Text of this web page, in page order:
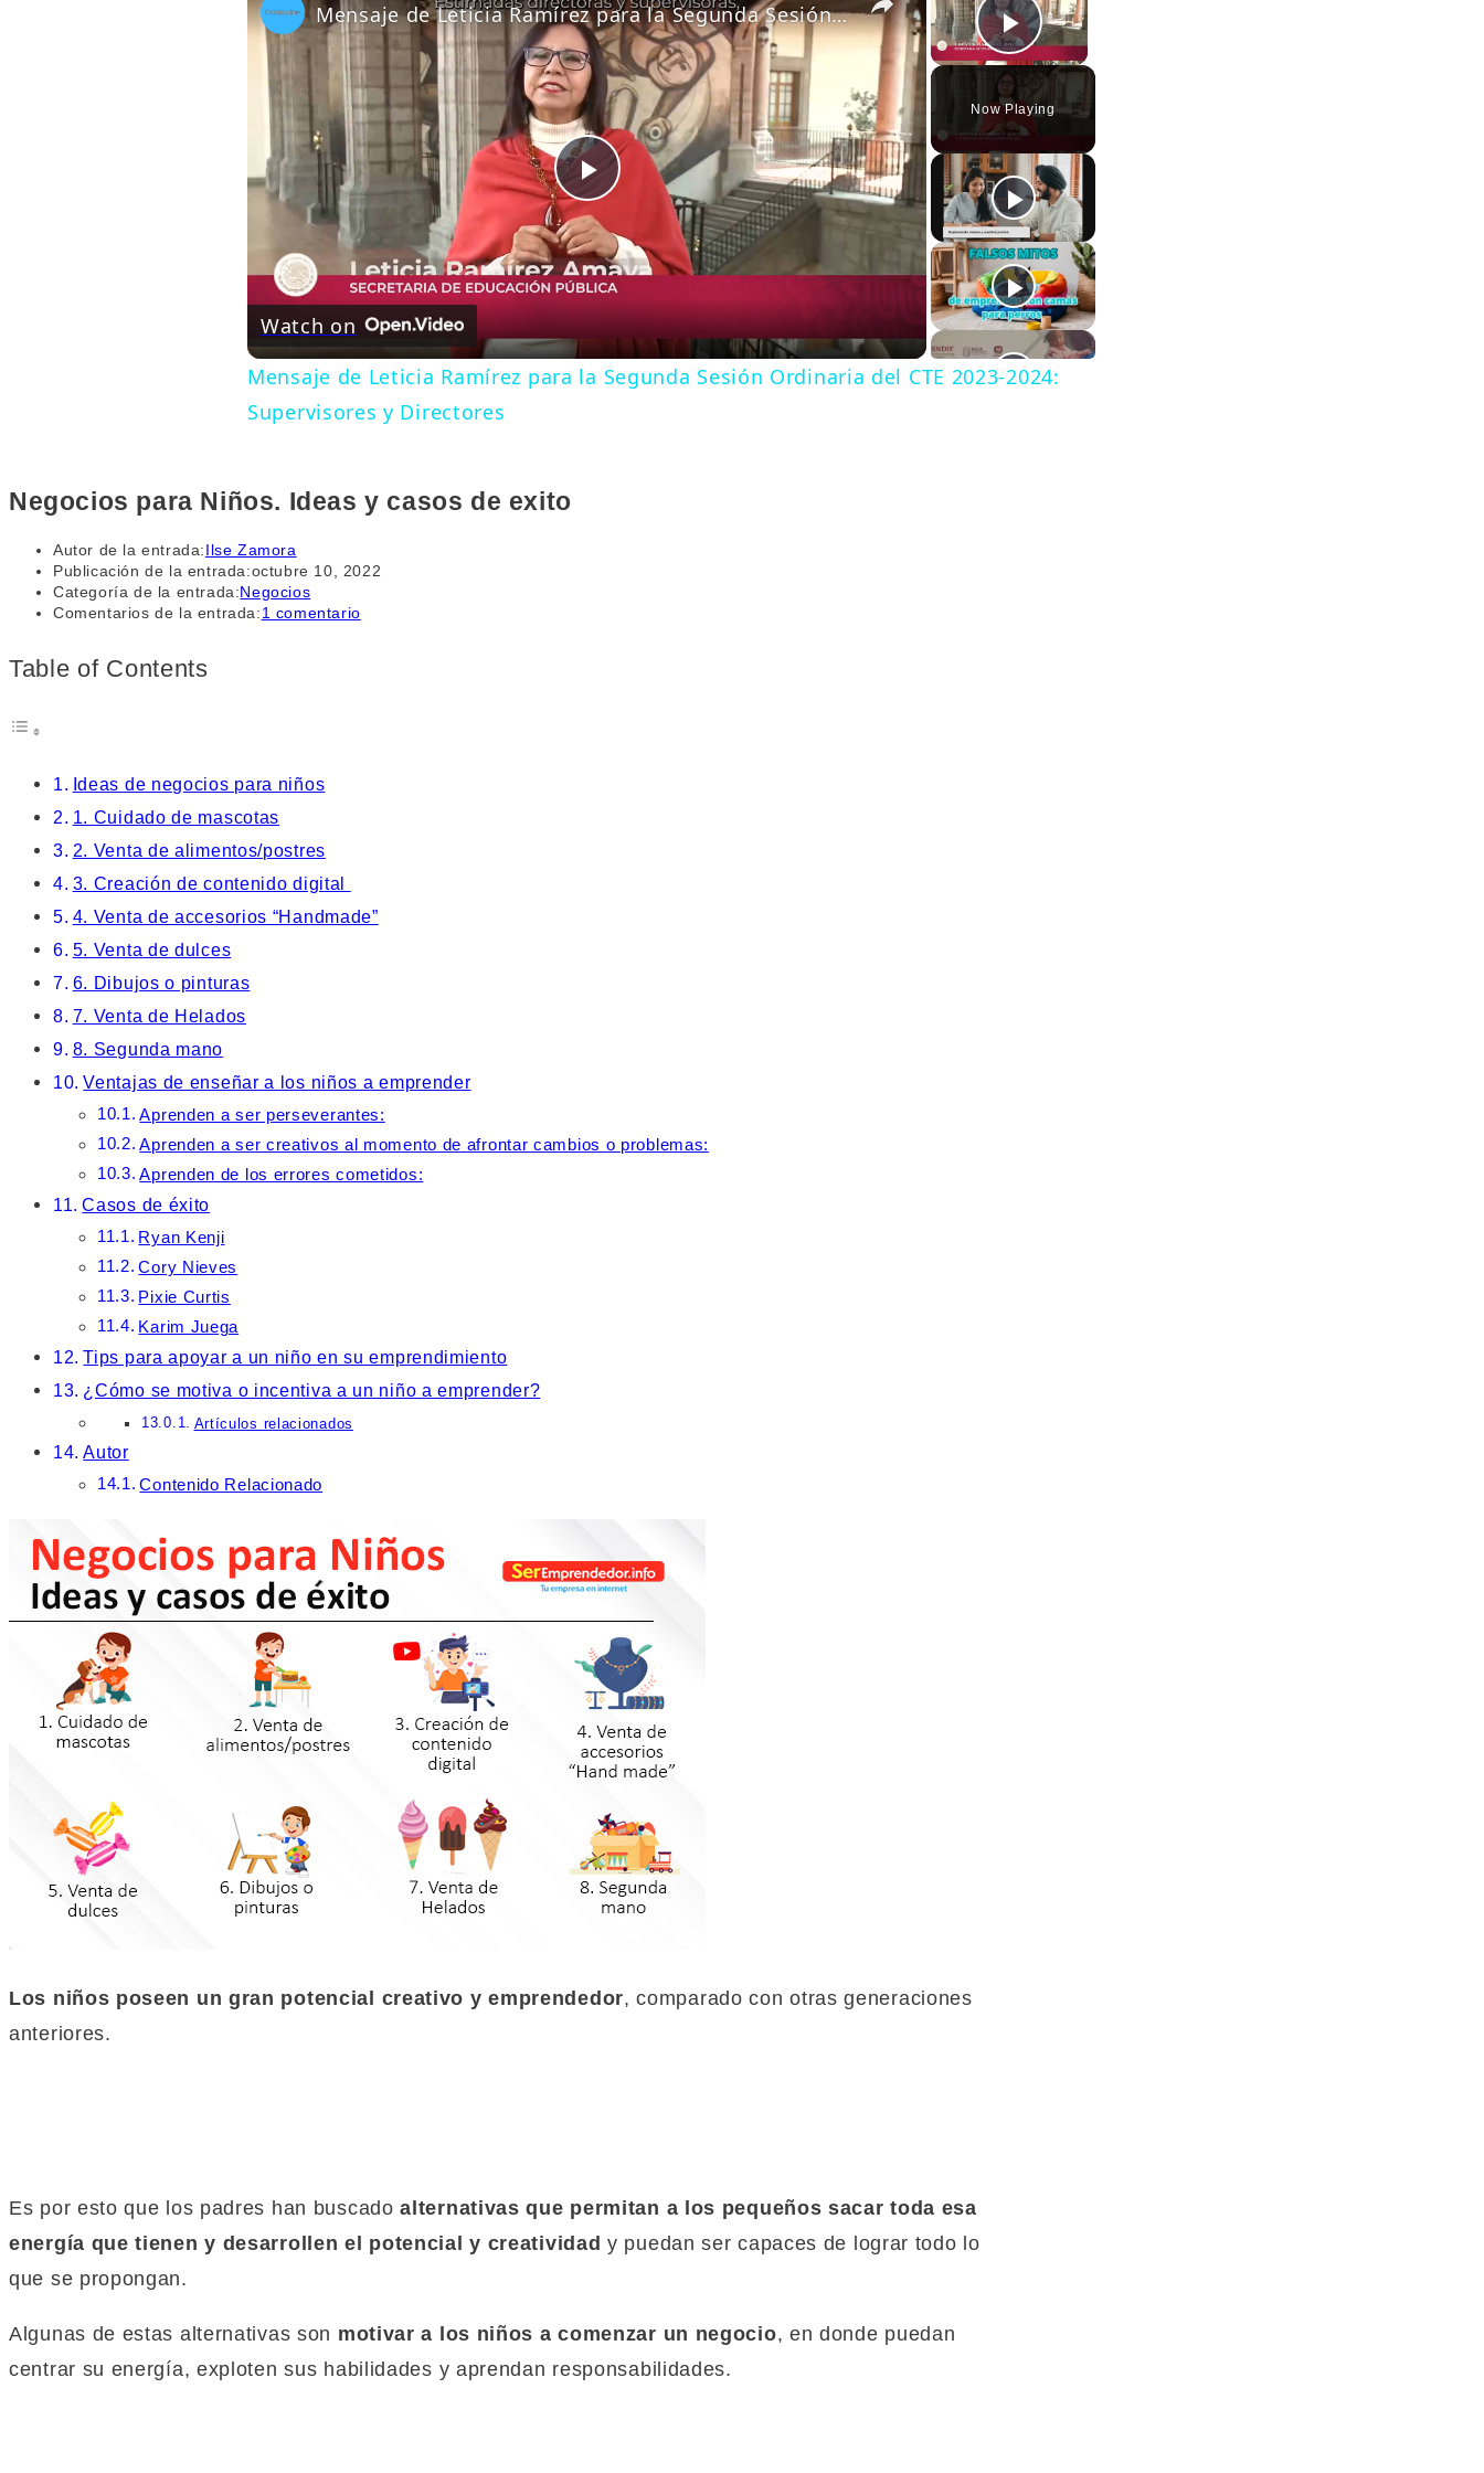
Play Video
Now Playing
Play
Video
Mensaje de Leticia Ramírez para la Segunda Sesión Ordinaria del CTE 2023-2024: Supervisores y Directores
Watch on
Mensaje de Leticia Ramírez para la Segunda Sesión Ordinaria del CTE 2023-2024:
Supervisores y Directores
Negocios para Niños. Ideas y casos de exito
Autor de la entrada:Ilse Zamora
Publicación de la entrada:octubre 10, 2022
Categoría de la entrada:Negocios
Comentarios de la entrada:1 comentario
Table of Contents
Ideas de negocios para niños
1. Cuidado de mascotas
2. Venta de alimentos/postres
3. Creación de contenido digital
4. Venta de accesorios “Handmade”
5. Venta de dulces
6. Dibujos o pinturas
7. Venta de Helados
8. Segunda mano
Ventajas de enseñar a los niños a emprender
Aprenden a ser perseverantes:
Aprenden a ser creativos al momento de afrontar cambios o problemas:
Aprenden de los errores cometidos:
Casos de éxito
Ryan Kenji
Cory Nieves
Pixie Curtis
Karim Juega
Tips para apoyar a un niño en su emprendimiento
¿Cómo se motiva o incentiva a un niño a emprender?
Artículos relacionados
Autor
Contenido Relacionado
Los niños poseen un gran potencial creativo y emprendedor, comparado con otras generaciones
anteriores.
Es por esto que los padres han buscadoalternativas que permitan a los pequeños sacar toda esa
energía que tienen y desarrollen el potencial y creatividad y puedan ser capaces de lograr todo lo
que se propongan.
Algunas de estas alternativas son motivar a los niños a comenzar un negocio, en donde puedan
centrar su energía, exploten sus habilidades y aprendan responsabilidades.